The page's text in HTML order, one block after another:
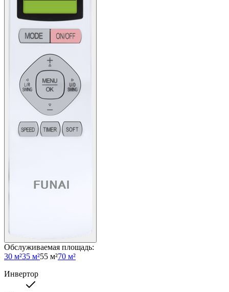
Обслуживаемая площадь:
30 м²35 м²55 м²70 м²
Инвертор